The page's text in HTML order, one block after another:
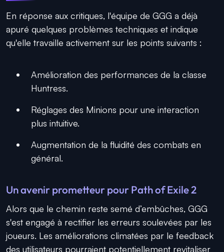
En réponse aux critiques, l'équipe de GGG a déjà
apuré quelques problèmes techniques et indique
qu'elle travaille activement sur les points suivants :
Amélioration des performances de la classe
Huntress.
Réglages des Minions pour une interaction
plus intuitive.
Augmentation de la fluidité des combats en
général.
Un avenir prometteur pour Path of Exile 2
Alors que le chemin reste semé d’embûches, GGG
s'est engagé à rectifier les erreurs soulevées par les
joueurs. Les améliorations climatées par le feedback
des utilisateurs pourraient potentiellement revitaliser